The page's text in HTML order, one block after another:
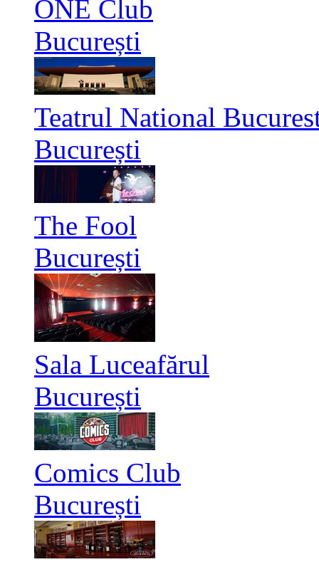
ONE Club
București
Teatrul National
București
The Fool
București
Sala Luceafărul
București
Comics Club
București